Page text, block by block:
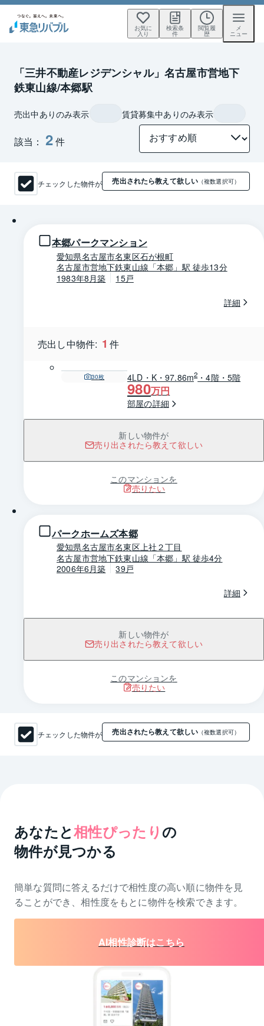
お気に
入り
検索条
件
閲覧履
歴
メ
ニュー
「三井不動産レジデンシャル」名古屋市営地下
鉄東山線/本郷駅
該当： 2件
売出中ありのみ表示 賃貸募集中ありのみ表示
チェックした物件が 売出されたら教えて欲しい （複数選択可）
本郷パークマンション
愛知県名古屋市名東区石が根町
名古屋市営地下鉄東山線「本郷」駅 徒歩13分
1983年8月築
15戸
詳細
売出し中物件: 1 件
30枚 4LD・K・97.86m2・4階・5階
980万円
部屋の詳細
新しい物件が
売り出されたら教えて欲しい
このマンションを
売りたい
1 / 0
パークホームズ本郷
愛知県名古屋市名東区上社２丁目
名古屋市営地下鉄東山線「本郷」駅 徒歩4分
2006年6月築
39戸
詳細
新しい物件が
売り出されたら教えて欲しい
このマンションを
売りたい
チェックした物件が 売出されたら教えて欲しい （複数選択可）
あなたと相性ぴったり の
物件が見つかる
簡単な質問に答えるだけで相性度の高い順に物件を 見
ることができ、相性度をもとに物件を検索できます。
AI相性診断はこちら